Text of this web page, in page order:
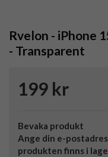
Rvelon - iPhone
- Transparent
199 kr
Bevaka produkt
Ange din e-
produkten finns i